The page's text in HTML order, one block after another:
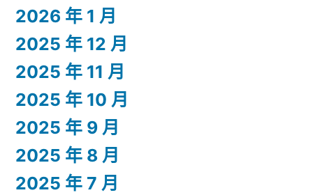
2026 年 1 月
2025 年 12 月
2025 年 11 月
2025 年 10 月
2025 年 9 月
2025 年 8 月
2025 年 7 月